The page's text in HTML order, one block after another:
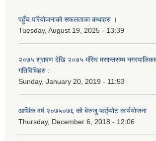
पहुँच परियोजनाको सफलताका कथाहरु ।
Tuesday, August 19, 2025 - 13:39
२०७५ श्रावण देखि २०७५ मंसिर मसान्तसम्म
गतिविधिहरु :
Sunday, January 20, 2019 - 11:53
आर्थिक वर्ष २०७५०७६ को बेरुजु फर्छ्योट कार्ययोजना
Thursday, December 6, 2018 - 12:06